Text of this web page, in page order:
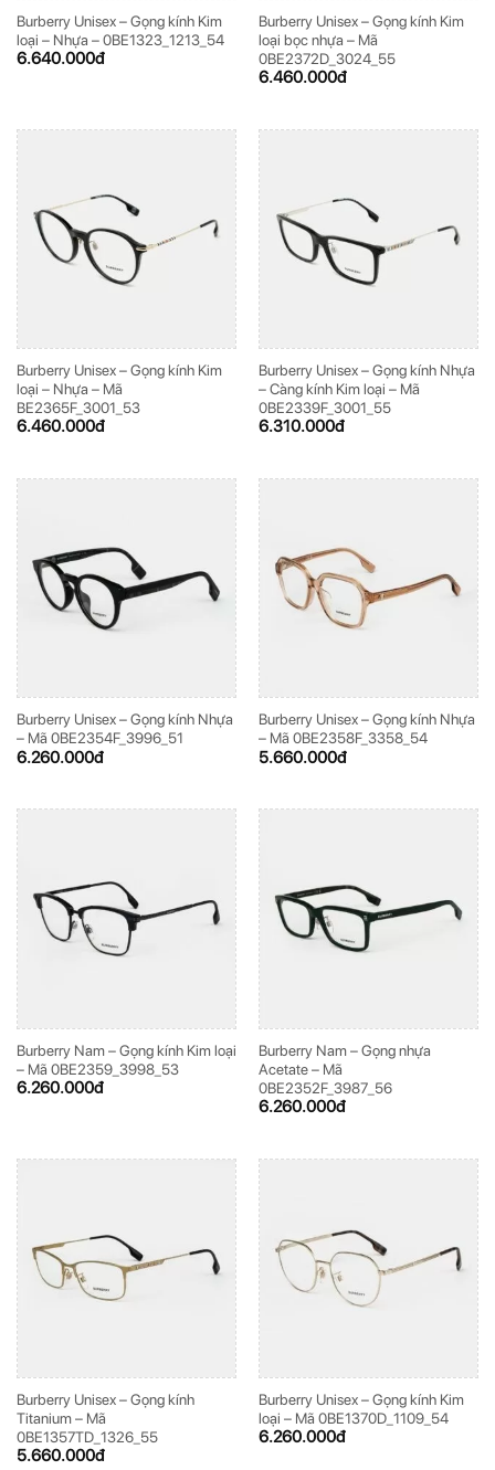
Burberry Unisex – Gọng kính Kim
loại – Nhựa – 0BE1323_1213_54
6.640.000đ
Burberry Unisex – Gọng kính Kim
loại bọc nhựa – Mã
0BE2372D_3024_55
6.460.000đ
Burberry Unisex – Gọng kính Kim
loại – Nhựa – Mã
BE2365F_3001_53
6.460.000đ
Burberry Unisex – Gọng kính Nhựa
– Càng kính Kim loại – Mã
0BE2339F_3001_55
6.310.000đ
Burberry Unisex – Gọng kính Nhựa
– Mã 0BE2354F_3996_51
6.260.000đ
Burberry Unisex – Gọng kính Nhựa
– Mã 0BE2358F_3358_54
5.660.000đ
Burberry Nam – Gọng kính Kim loại
– Mã 0BE2359_3998_53
6.260.000đ
Burberry Nam – Gọng nhựa
Acetate – Mã
0BE2352F_3987_56
6.260.000đ
Burberry Unisex – Gọng kính
Titanium – Mã
0BE1357TD_1326_55
5.660.000đ
Burberry Unisex – Gọng kính Kim
loại – Mã 0BE1370D_1109_54
6.260.000đ